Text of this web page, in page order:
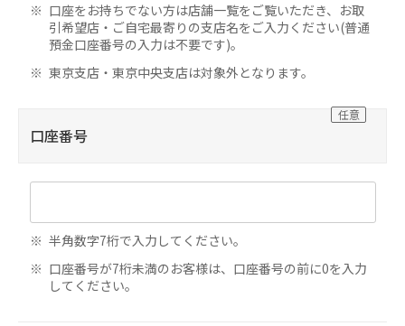
口座をお持ちでない方は店舗一覧をご覧いただき、お取
引希望店・ご自宅最寄りの支店名をご入力ください(普通
預金口座番号の入力は不要です)。
東京支店・東京中央支店は対象外となります。
口座番号
半角数字7桁で入力してください。
口座番号が7桁未満のお客様は、口座番号の前に0を入力
してください。